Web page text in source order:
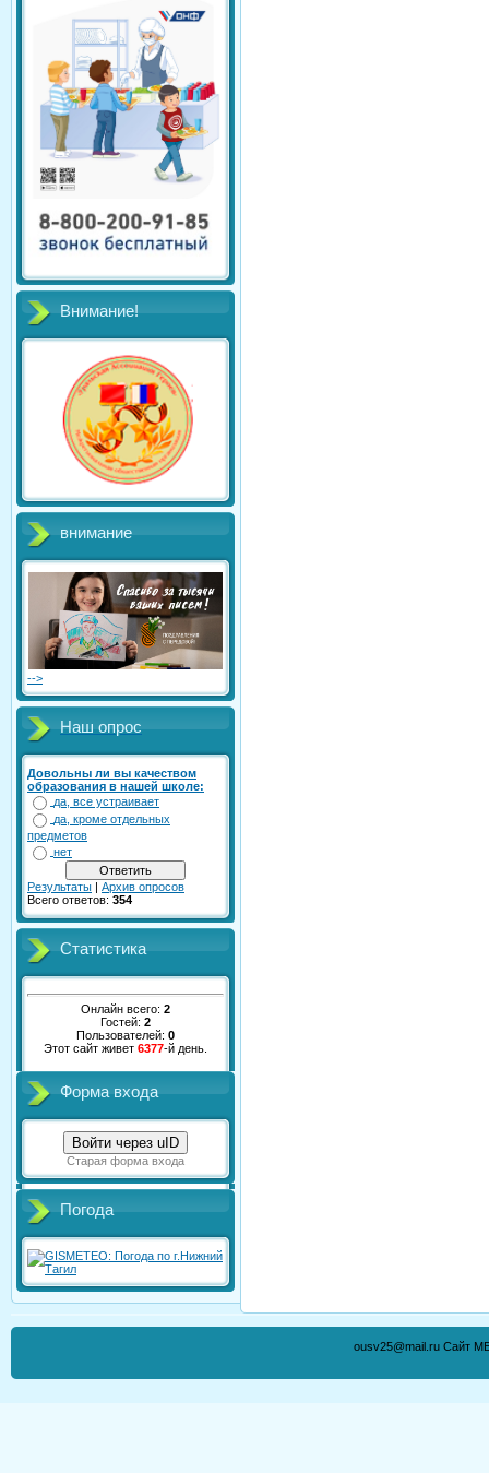
Внимание!
внимание
-->
Наш опрос
Довольны ли вы качеством
образования в нашей школе:
да, все устраивает
да, кроме отдельных
предметов
нет
Результаты | Архив опросов
Всего ответов: 354
Статистика
Онлайн всего: 2
Гостей: 2
Пользователей: 0
Этот сайт живет 6377-й день.
Форма входа
Войти через uID
Старая форма входа
Погода
ousv25@mail.ru Сайт